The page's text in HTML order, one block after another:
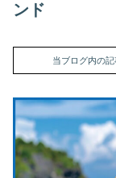
ンド
当ブログ内の